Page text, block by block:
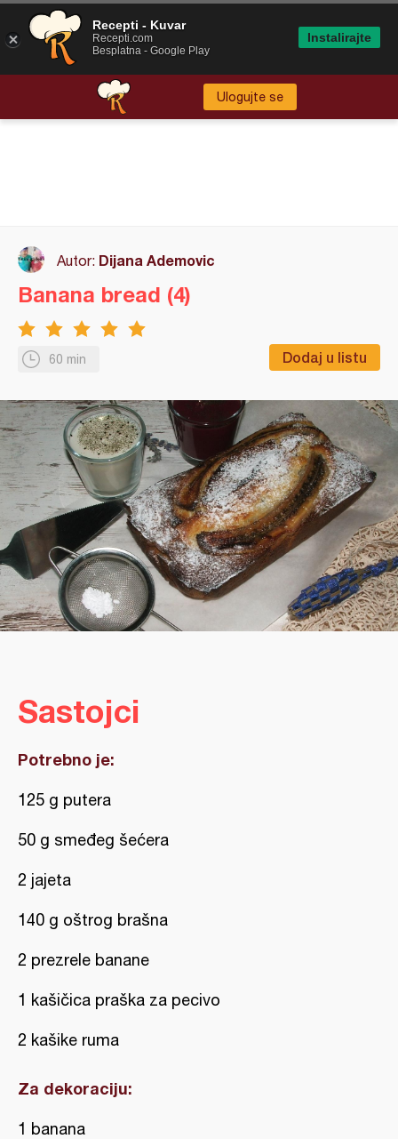
Ulogujte se
Autor: Dijana Ademovic
60 min Dodaj u listu
Banana bread (4)
Sastojci
Potrebno je:
125 g putera
50 g smeđeg šećera
2 jajeta
140 g oštrog brašna
2 prezrele banane
1 kašičica praška za pecivo
2 kašike ruma
Za dekoraciju:
1 banana
Recepti - Kuvar
Recepti.com
Besplatna - Google Play
Instalirajte